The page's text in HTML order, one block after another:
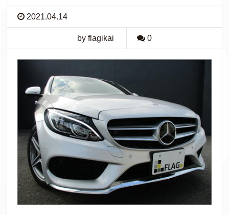
2021.04.14
by flagikai 0